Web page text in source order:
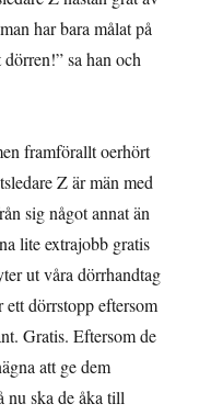
har bara målat på
sa han och
framförallt oerhört
Z är män med
sig något annat än
lite extrajobb gratis
ut våra dörrhandtag
dörrstopp eftersom
Gratis. Eftersom de
att ge dem
nu ska de åka till